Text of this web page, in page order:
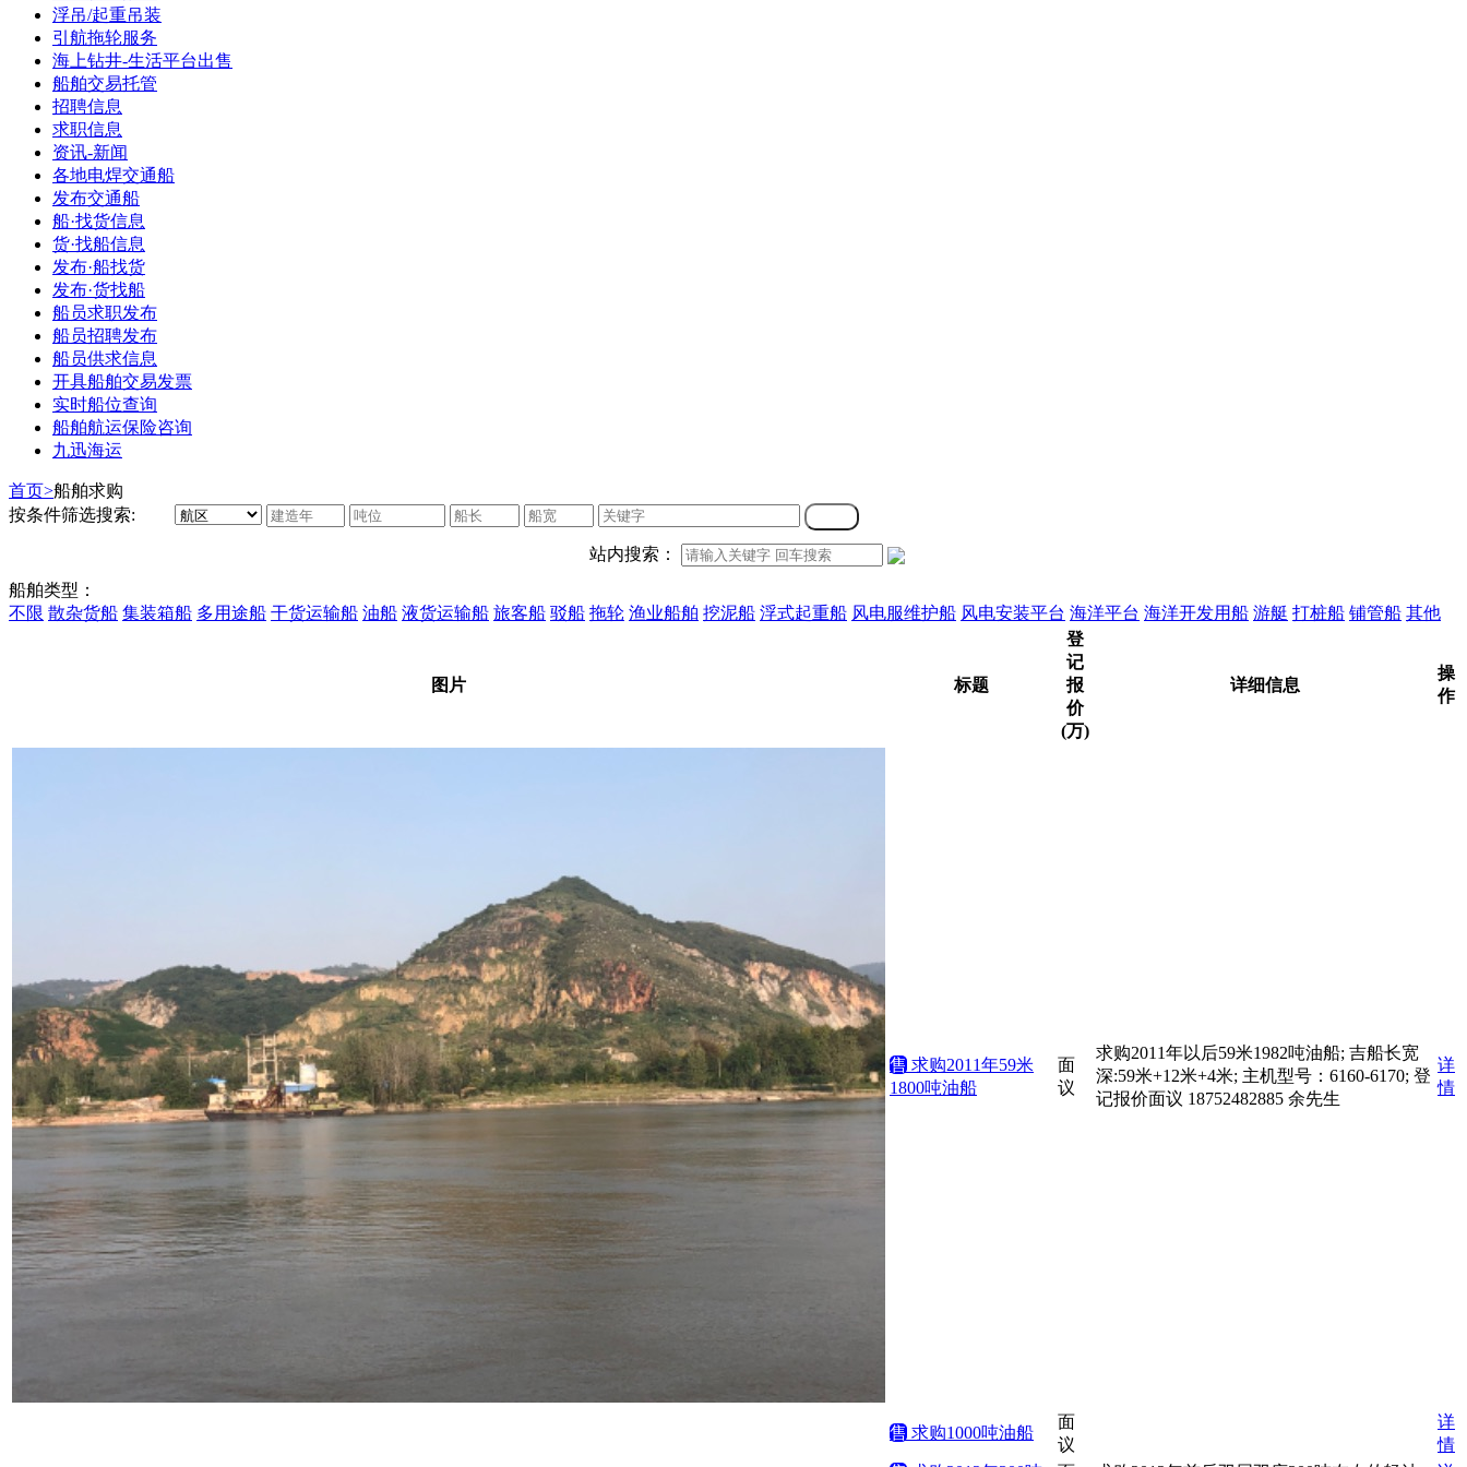
浮吊/起重吊装
引航拖轮服务
海上钻井-生活平台出售
船舶交易托管
招聘信息
求职信息
资讯-新闻
各地电焊交通船
发布交通船
船·找货信息
货·找船信息
发布·船找货
发布·货找船
船员求职发布
船员招聘发布
船员供求信息
开具船舶交易发票
实时船位查询
船舶航运保险咨询
九迅海运
首页>船舶求购
按条件筛选搜索:
站内搜索：
船舶类型：
不限 散杂货船 集装箱船 多用途船 干货运输船 油船 液货运输船 旅客船 驳船 拖轮 渔业船舶 挖泥船 浮式起重船 风电服维护船 风电安装平台 海洋平台 海洋开发用船 游艇 打桩船 铺管船 其他
图片 标题
登
记
报
价
(万)
详细信息
操
作
售 求购2011年59米
1800吨油船
面
议
求购2011年以后59米1982吨油船; 吉船长宽
深:59米+12米+4米; 主机型号：6160-6170; 登
记报价面议 18752482885 余先生
详
情
售 求购1000吨油船
面
议
详
情